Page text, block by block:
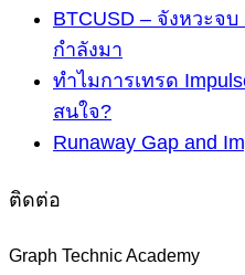
BTCUSD – จังหวะจบ
กำลังมา
ทำไมการเทรด
สนใจ?
Runaway Gap and
ติดต่อ
Graph Technic Academy